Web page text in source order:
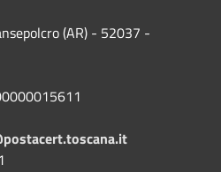
(AR) - 52037 -